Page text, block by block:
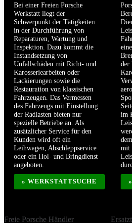
Bei einer Freien Porsche
Werkstatt liegt der
Schwerpunkt der Tätigkeiten
in der Durchführung von
Reparaturen, Wartung und
Inspektion. Dazu kommt die
Instandsetzung von
Unfallschäden mit Richt- und
Karosseriearbeiten oder
Lackierungen sowie die
Restauration von klassischen
Fahrzeugen. Das Vermessen
des Fahrzeugs mit Einstellung
der Radlasten bieten nur
spezielle Betriebe an. Als
zusätzlicher Service für den
Kunden wird oft ein
Leihwagen, Abschleppservice
oder ein Hol- und Bringdienst
angeboten.
» WERKSTATTSUCHE
der
im
mit
Freie Porsche Händler